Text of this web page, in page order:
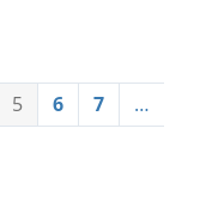
5 6 7
…